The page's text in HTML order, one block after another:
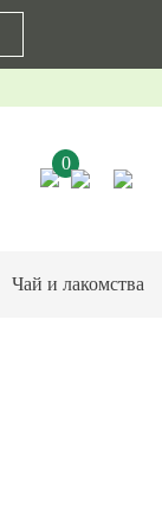
0
Чай и лакомства